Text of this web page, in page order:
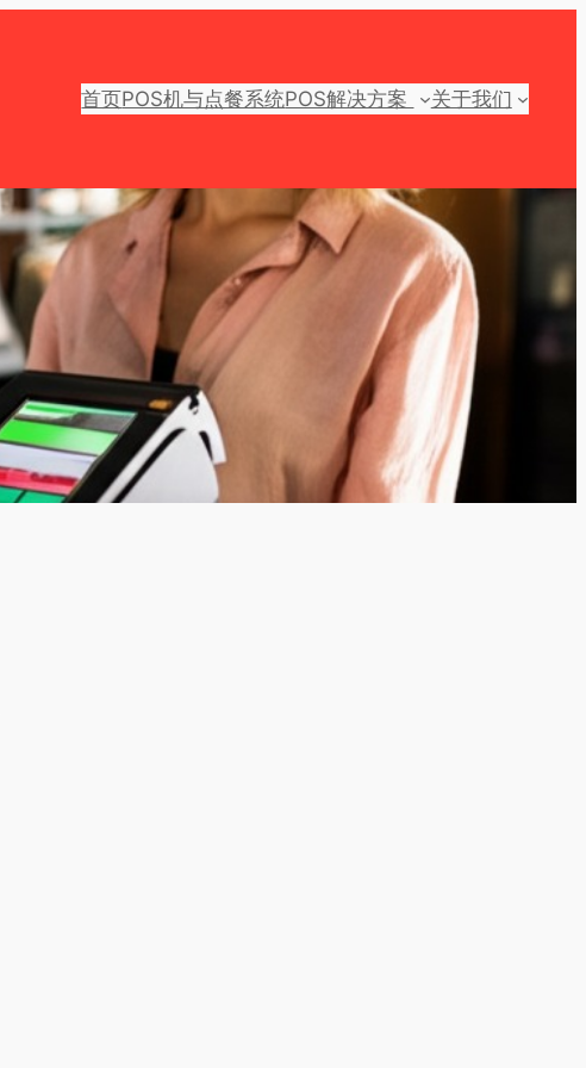
首页POS机与点餐系统POS解决方案 关于我们